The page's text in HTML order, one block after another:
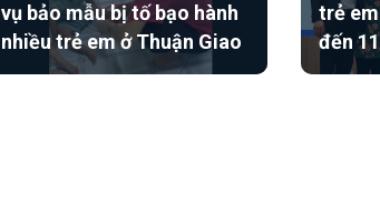
vụ bảo mẫu bị tố bạo hành
nhiều trẻ em ở Thuận Giao
trẻ
đến